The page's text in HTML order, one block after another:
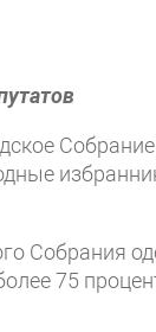
Собрания
75